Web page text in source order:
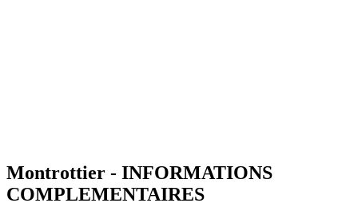
Montrottier - INFORMATIONS
COMPLEMENTAIRES